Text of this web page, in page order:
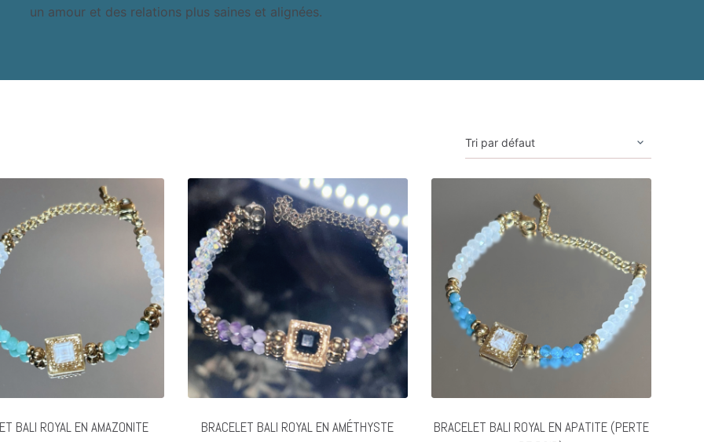
un amour et des relations plus saines et alignées.
BALI ROYAL EN AMAZONITE BRACELET BALI ROYAL EN AMÉTHYSTE
BRACELET BALI ROYAL EN APATITE (PERTE